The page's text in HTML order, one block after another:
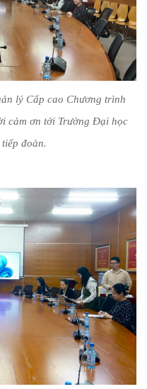
lý Cấp cao Chương trình
cảm ơn tới Trường Đại học
đoàn.